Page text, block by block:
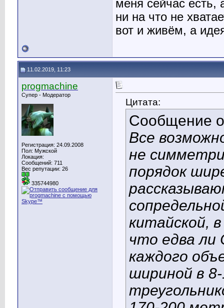
меня сейчас есть,
ни на что не
вот и живём, а
11.02.2019, 11:23
progmachine
Супер - Модератор
Регистрация: 24.09.2008
Пол: Мужской
Локация:
Сообщений: 711
Вес репутации: 26
335744980
Цитата:
Сообщение
Все
не
порядок
китайской,
что едва
каждого
шириной в